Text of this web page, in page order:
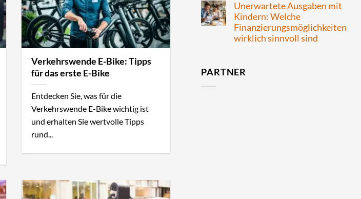
Verkehrswende E-Bike: Tipps
für das erste E-Bike
Entdecken Sie, was für die
Verkehrswende E-Bike wichtig ist
und erhalten Sie wertvolle Tipps
rund...
Unerwartete Ausgaben mit
Kindern: Welche
Finanzierungsmöglichkeiten
wirklich sinnvoll sind
PARTNER